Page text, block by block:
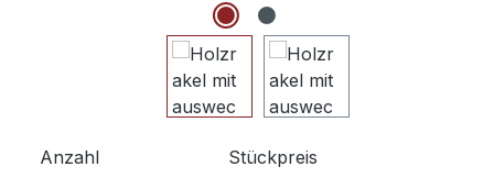
Anzahl Stückpreis